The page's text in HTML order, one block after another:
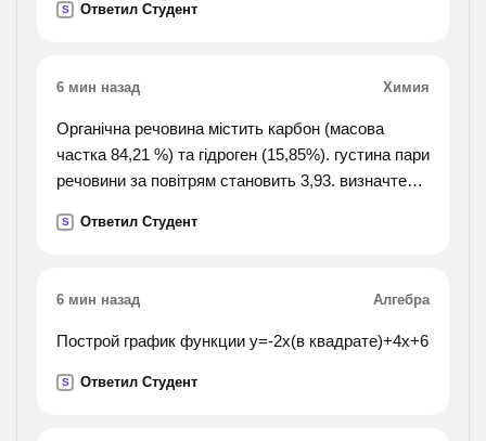
из диких опылителей растений они самые
увлекательные занятия. всё написанное
казалось . зима выдалась суровая.
S Ответил Студент
6 мин назад Химия
Органічна речовина містить карбон (масова
частка 84,21 %) та гідроген (15,85%). густина пари
речовини за повітрям становить 3,93. визначте
S Ответил Студент
6 мин назад Алгебра
Построй график функции у=-2х(в квадрате)+4х+6
S Ответил Студент